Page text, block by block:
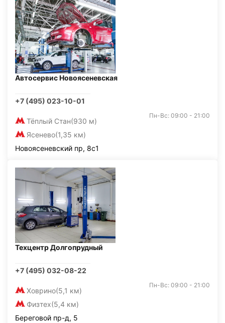
Автосервис Новоясеневская
+7 (495) 023-10-01
Тёплый Стан(930 м)
Ясенево(1,35 км)
Пн-Вс: 09:00 - 21:00
Новоясеневский пр, 8с1
Техцентр Долгопрудный
+7 (495) 032-08-22
Ховрино(5,1 км)
Физтех(5,4 км)
Пн-Вс: 09:00 - 21:00
Береговой пр-д, 5